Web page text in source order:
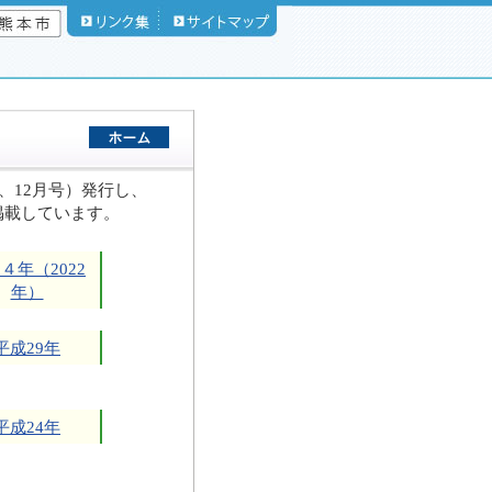
月号）発行し、
しています。
年（2022
年）
成29年
成24年